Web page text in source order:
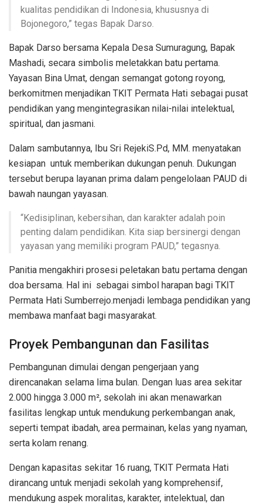
kualitas pendidikan di Indonesia, khususnya di
Bojonegoro,” tegas Bapak Darso.
Bapak Darso bersama Kepala Desa Sumuragung, Bapak
Mashadi, secara simbolis meletakkan batu pertama.
Yayasan Bina Umat, dengan semangat gotong royong,
berkomitmen menjadikan TKIT Permata Hati sebagai pusat
pendidikan yang mengintegrasikan nilai-nilai intelektual,
spiritual, dan jasmani.
Dalam sambutannya, Ibu Sri RejekiS.Pd, MM. menyatakan
kesiapan untuk memberikan dukungan penuh. Dukungan
tersebut berupa layanan prima dalam pengelolaan PAUD di
bawah naungan yayasan.
“Kedisiplinan, kebersihan, dan karakter adalah poin
penting dalam pendidikan. Kita siap bersinergi dengan
yayasan yang memiliki program PAUD,” tegasnya.
Panitia mengakhiri prosesi peletakan batu pertama dengan
doa bersama. Hal ini sebagai simbol harapan bagi TKIT
Permata Hati Sumberrejo.menjadi lembaga pendidikan yang
membawa manfaat bagi masyarakat.
Proyek Pembangunan dan Fasilitas
Pembangunan dimulai dengan pengerjaan yang
direncanakan selama lima bulan. Dengan luas area sekitar
2.000 hingga 3.000 m², sekolah ini akan menawarkan
fasilitas lengkap untuk mendukung perkembangan anak,
seperti tempat ibadah, area permainan, kelas yang nyaman,
serta kolam renang.
Dengan kapasitas sekitar 16 ruang, TKIT Permata Hati
dirancang untuk menjadi sekolah yang komprehensif,
mendukung aspek moralitas, karakter, intelektual, dan